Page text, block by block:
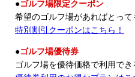
●ゴルフ場限定クーポン
希望のゴルフ場があればとって
特別割引クーポンはこちら！
●ゴルフ場優待券
ゴルフ場を優待価格で利用でき